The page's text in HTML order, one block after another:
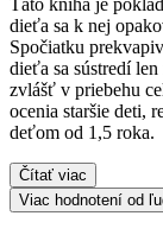
Táto kniha je
dieťa sa k nej
Spočiatku
dieťa sa sústredí
zvlášť v priebehu
ocenia staršie deti,
deťom od 1,5 roka.
Čítať viac
Viac hodnotení od